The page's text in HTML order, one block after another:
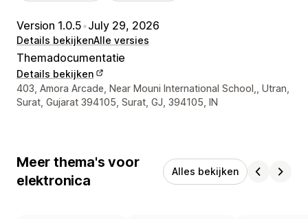
Version 1.0.5•July 29, 2026
Details bekijkenAlle versies
Themadocumentatie
Details bekijken
Contactgegevens ontwerper
403, Amora Arcade, Near Mouni International School,, Utran,
Surat, Gujarat 394105, Surat, GJ, 394105, IN
Meer thema's voor
elektronica
Alles bekijken